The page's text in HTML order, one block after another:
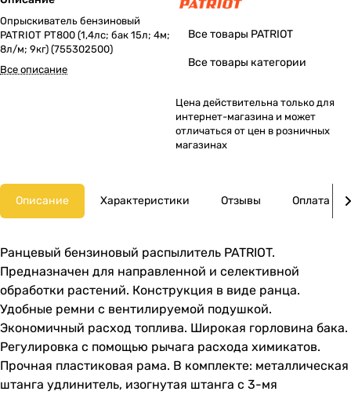
Опрыскиватель бензиновый
PATRIOT PT800 (1,4лс; бак 15л; 4м;
8л/м; 9кг) (755302500)
Все описание
Все товары PATRIOT
Все товары категории
Цена действительна только для
интернет-магазина и может
отличаться от цен в розничных
магазинах
Описание Характеристики Отзывы Оплата
Ранцевый бензиновый распылитель PATRIOT.
Предназначен для направленной и селективной
обработки растений. Конструкция в виде ранца.
Удобные ремни с вентилируемой подушкой.
Экономичный расход топлива. Широкая горловина бака.
Регулировка с помощью рычага расхода химикатов.
Прочная пластиковая рама. В комплекте: металлическая
штанга удлинитель, изогнутая штанга с 3-мя